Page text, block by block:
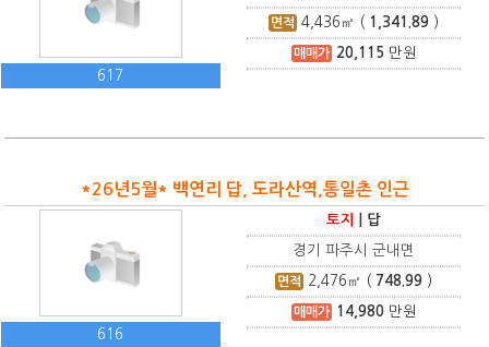
617
면적 4,436 ㎡ ( 1,341.89 )
매매가 20,115 만원
*26년5월* 백연리 답, 도라산역,통일촌 인근
616
토지 답
경기 파주시 군내면
면적 2,476 ㎡ ( 748.99 )
매매가 14,980만원